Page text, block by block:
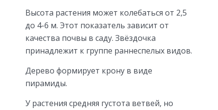
Высота растения может колебаться от 2,5
до 4-6 м. Этот показатель зависит от
качества почвы в саду. Звёздочка
принадлежит к группе раннеспелых видов.
Дерево формирует крону в виде
пирамиды.
У растения средняя густота ветвей, но